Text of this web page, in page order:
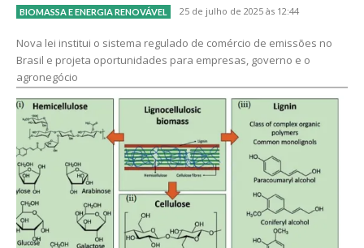
BIOMASSA E ENERGIA RENOVÁVEL 25 de julho de 2025 às 12:44
Nova lei institui o sistema regulado de comércio de emissões no
Brasil e projeta oportunidades para empresas, governo e o
agronegócio